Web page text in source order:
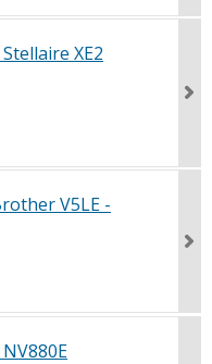
XE2
V5LE -